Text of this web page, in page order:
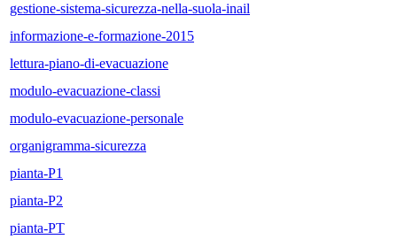
gestione-sistema-sicurezza-nella-suola-inail
informazione-e-formazione-2015
lettura-piano-di-evacuazione
modulo-evacuazione-classi
modulo-evacuazione-personale
organigramma-sicurezza
pianta-P1
pianta-P2
pianta-PT